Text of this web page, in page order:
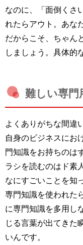
なのに、「面倒くさ
れたらアウト。あな
だからこそ、ちゃん
しましょう。具体的
難しい専門
よくありがちな間違
自身のビジネスにお
門知識をお持ちのは
ラシを読むのはド素
なにすごいことを知
専門知識を使われた
に専門知識を多用し
じる言葉が出てきた
いんです。